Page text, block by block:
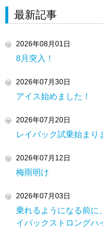
最新記事
2026年08月01日
8月突入！
2026年07月30日
アイス始めました！
2026年07月20日
レイバック試乗始まり
2026年07月12日
梅雨明け
2026年07月03日
乗れるようになる前に
イバックストロングハ